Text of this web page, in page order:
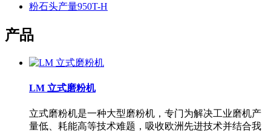
粉石头产量950T-H
产品
LM 立式磨粉机
立式磨粉机是一种大型磨粉机，专门为解决工业磨机产
量低、耗能高等技术难题，吸收欧洲先进技术并结合我